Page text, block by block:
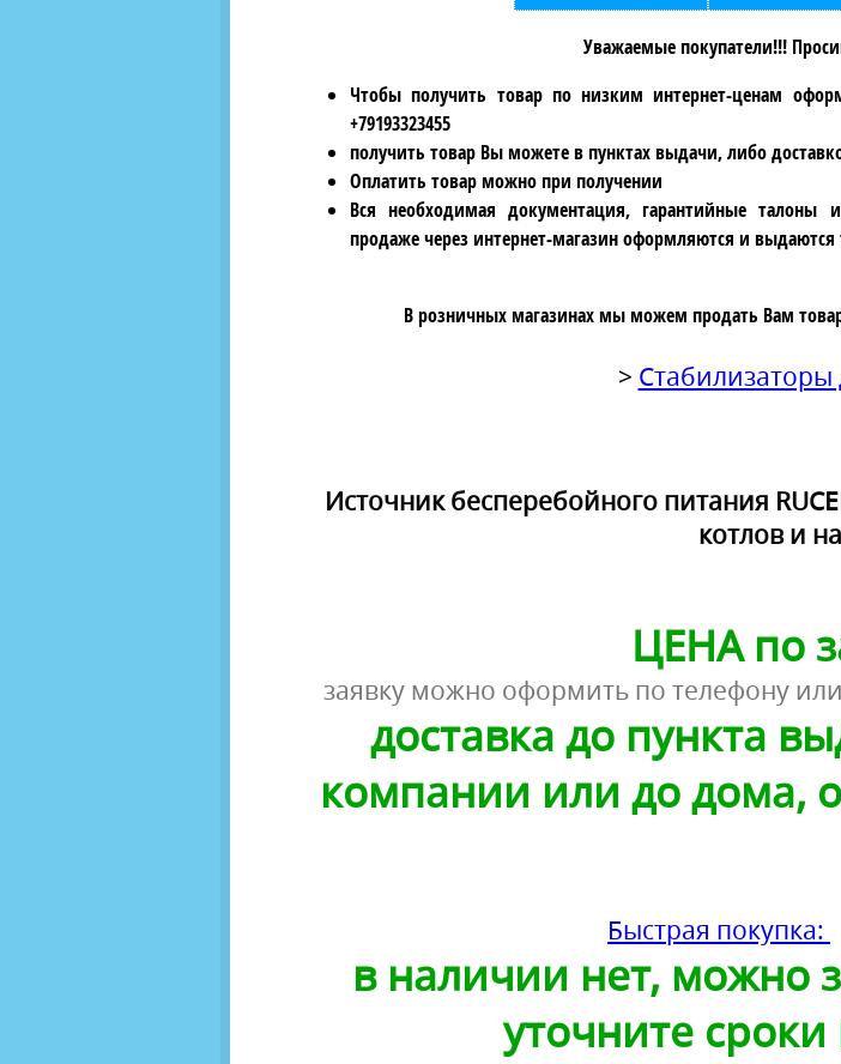
Уважаемые покупатели!!!
Чтобы получить товар по низким интернет-ценам
+79193323455
получить товар Вы можете в пунктах выдачи, либо
Оплатить товар можно при получении
Вся необходимая документация, гарантийные талоны
продаже через интернет-магазин оформляются и
В розничных магазинах мы можем продать Вам
> Стабилизаторы
Источник бесперебойного питания
котлов и
ЦЕНА по
заявку можно оформить по телефону
доставка до пункта
компании или до дома,
Быстрая покупка:
в наличии нет, можно
уточните